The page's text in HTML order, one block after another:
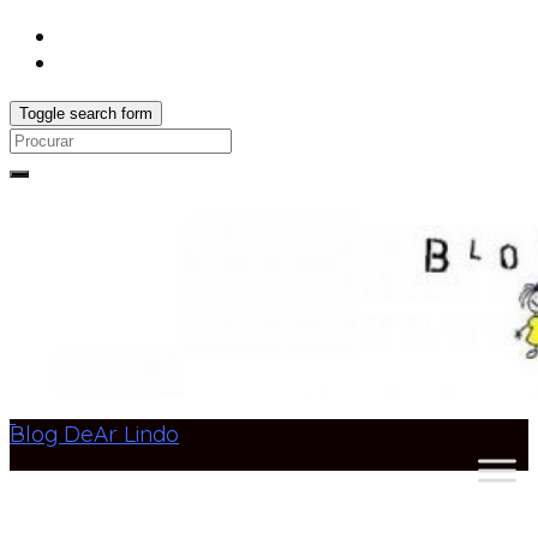
Toggle search form
Search
Blog DeAr Lindo